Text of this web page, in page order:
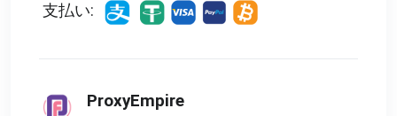
支払い:
ProxyEmpire